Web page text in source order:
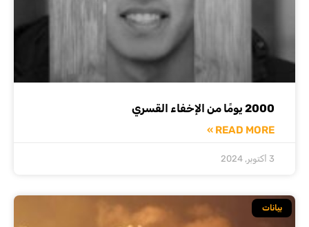
2000 يومًا من الإخفاء القسري
READ MORE »
3 أكتوبر, 2024
بيانات